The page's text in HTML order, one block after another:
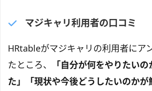
マジキャリ利用者の口コミ
HRtableがマジキャリの利用者にア
たところ、
「自分が何をやりたい
た」「現状や今後どうしたいのかが